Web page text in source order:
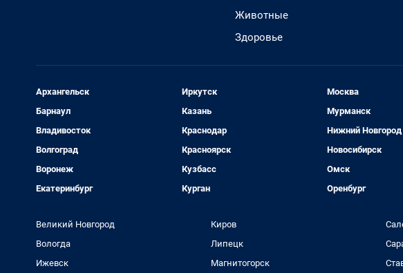
Животные
Здоровье
Архангельск
Барнаул
Владивосток
Волгоград
Воронеж
Екатеринбург
Иркутск
Казань
Краснодар
Красноярск
Кузбасс
Курган
Москва
Мурманск
Нижний Новгород
Новосибирск
Омск
Оренбург
Великий Новгород
Вологда
Ижевск
Киров
Липецк
Магнитогорск